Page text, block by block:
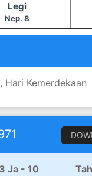
Legi
Nep. 8
Hari Kemerdekaan
Ja - 10